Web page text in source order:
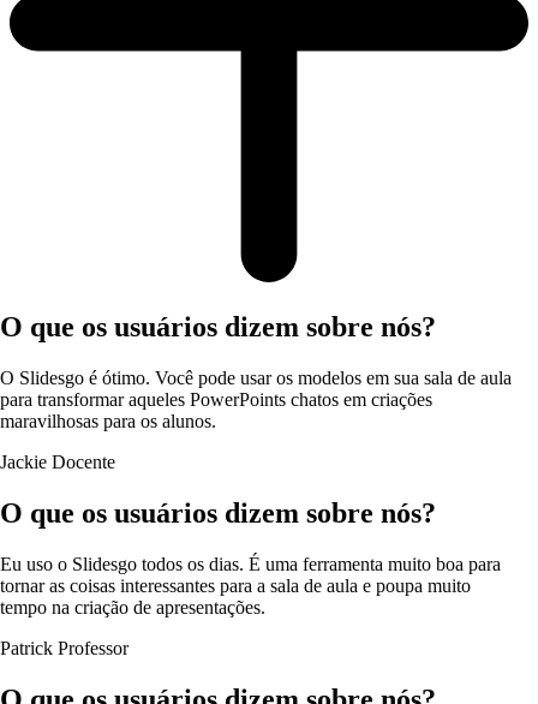
O que os usuários dizem sobre nós?
O Slidesgo é ótimo. Você pode usar os modelos em sua sala de aula
para transformar aqueles PowerPoints chatos em criações
maravilhosas para os alunos.
Jackie Docente
O que os usuários dizem sobre nós?
Eu uso o Slidesgo todos os dias. É uma ferramenta muito boa para
tornar as coisas interessantes para a sala de aula e poupa muito
tempo na criação de apresentações.
Patrick Professor